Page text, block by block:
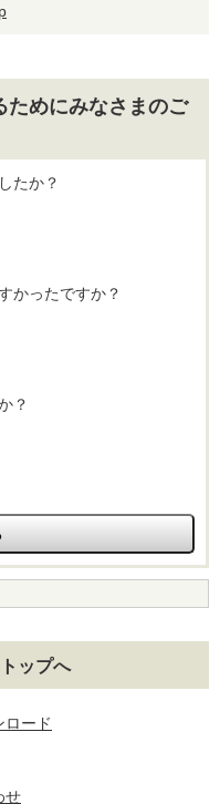
ためにみなさまのご
たか？
かったですか？
？
ップへ
ロード
せ